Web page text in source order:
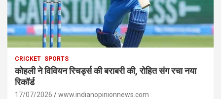
CRICKET SPORTS
कोहली ने विवियन रिचर्ड्स की बराबरी की, रोहित संग रचा नया
रिकॉर्ड
17/07/2026 www.indianopinionnews.com